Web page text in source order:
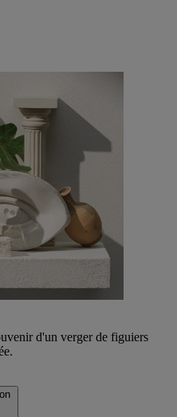
d'un verger de figuiers